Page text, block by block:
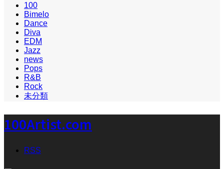
100
Bimelo
Dance
Diva
EDM
Jazz
news
Pops
R&B
Rock
未分類
100Artist.com
RSS